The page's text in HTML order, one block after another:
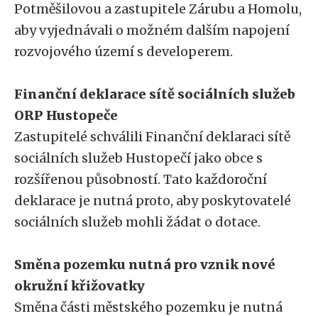
Potměšilovou a zastupitele Zárubu a Homolu,
aby vyjednávali o možném dalším napojení
rozvojového území s developerem.
Finanční deklarace sítě sociálních služeb
ORP Hustopeče
Zastupitelé schválili Finanční deklaraci sítě
sociálních služeb Hustopečí jako obce s
rozšířenou působností. Tato každoroční
deklarace je nutná proto, aby poskytovatelé
sociálních služeb mohli žádat o dotace.
Směna pozemku nutná pro vznik nové
okružní křižovatky
Směna části městského pozemku je nutná